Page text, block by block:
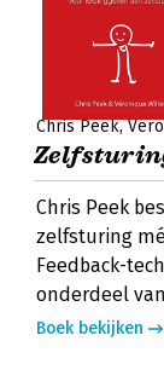
Chris Peek
Chris Peek
zelfsturing
Feedback-
onderdeel
Boek bekijken